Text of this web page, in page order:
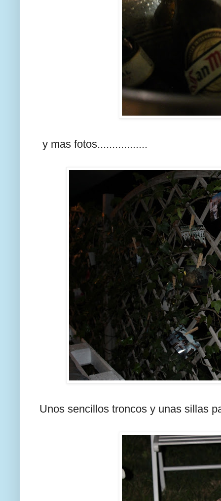
y mas fotos.................
Unos sencillos troncos y unas sillas